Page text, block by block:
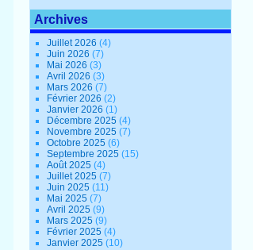
Archives
Juillet 2026(4)
Juin 2026(7)
Mai 2026(3)
Avril 2026(3)
Mars 2026(7)
Février 2026(2)
Janvier 2026(1)
Décembre 2025(4)
Novembre 2025(7)
Octobre 2025(6)
Septembre 2025(15)
Août 2025(4)
Juillet 2025(7)
Juin 2025(11)
Mai 2025(7)
Avril 2025(9)
Mars 2025(9)
Février 2025(4)
Janvier 2025(10)